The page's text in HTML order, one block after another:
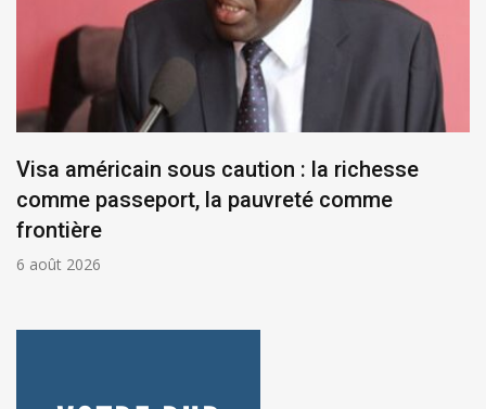
Visa américain sous caution : la richesse
comme passeport, la pauvreté comme
frontière
6 août 2026